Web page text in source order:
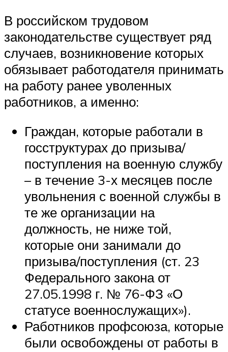
В российском трудовом
законодательстве существует ряд
случаев, возникновение которых
обязывает работодателя принимать
на работу ранее уволенных
работников, а именно:
Граждан, которые работали в
госструктурах до призыва/
поступления на военную службу
– в течение 3-х месяцев после
увольнения с военной службы в
те же организации на
должность, не ниже той,
которые они занимали до
призыва/поступления (ст. 23
Федерального закона от
27.05.1998 г. № 76-ФЗ «О
статусе военнослужащих»).
Работников профсоюза, которые
были освобождены от работы в